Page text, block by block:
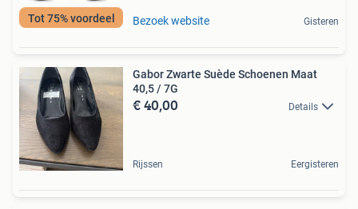
Tot 75% voordeel Bezoek website Gisteren
Gabor Zwarte Suède Schoenen Maat
40,5 / 7G
€ 40,00 Details
Rijssen Eergisteren